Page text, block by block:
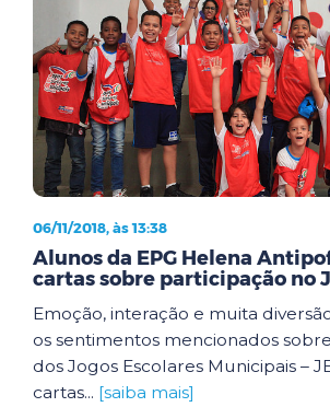
06/11/2018, às 13:38
Alunos da EPG Helena
cartas sobre participação no
Emoção, interação e muita
os sentimentos mencionados
dos Jogos Escolares Municipais –
cartas... [saiba mais]